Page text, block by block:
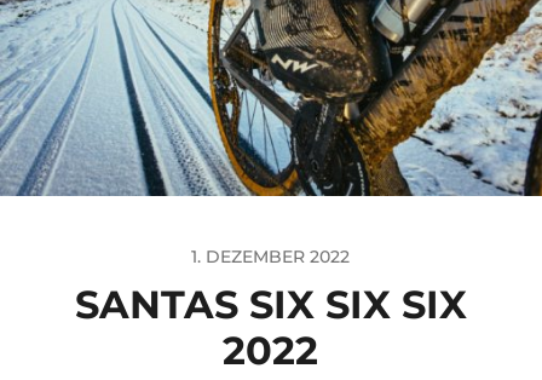
1. DEZEMBER 2022
SANTAS SIX SIX SIX
2022